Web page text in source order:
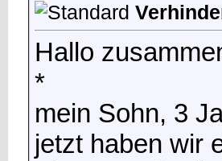
Hallo
*
mein Sohn, 3
jetzt haben wir